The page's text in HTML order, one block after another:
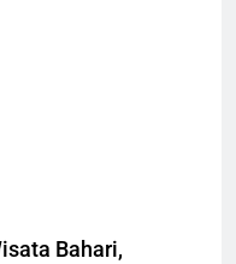
Bahari,